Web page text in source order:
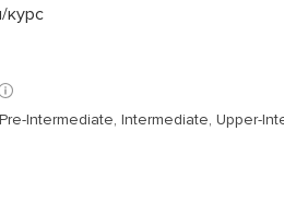
курс
Intermediate, Intermediate, Upper-